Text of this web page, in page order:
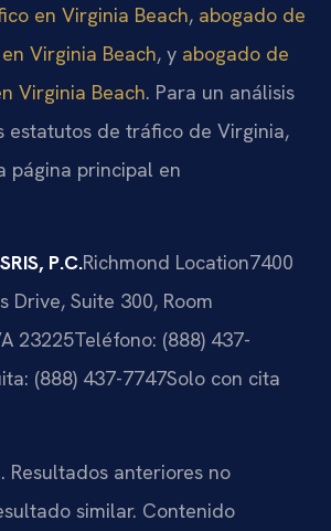
en Virginia Beach, abogado de
Virginia Beach, y abogado de
Virginia Beach. Para un análisis
estatutos de tráfico de Virginia,
página principal en
P.C.Richmond Location7400
Drive, Suite 300, Room
23225Teléfono: (888) 437-
(888) 437-7747Solo con cita
Resultados anteriores no
similar. Contenido